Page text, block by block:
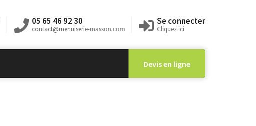
05 65 46 92 30
contact@menuiserie-masson.com
Se connecter
Cliquez ici
Devis en ligne